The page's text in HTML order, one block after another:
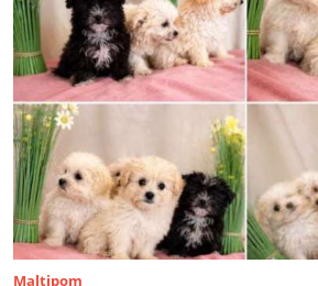
Maltipom